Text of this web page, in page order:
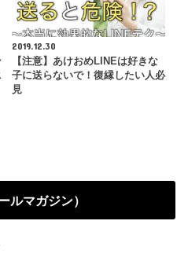
2019.12.30
【注意】あけおめLINEは好きな
子に送らないで！復縁したい人必
見
ルマガジン）